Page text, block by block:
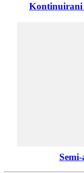
Kontinuirani